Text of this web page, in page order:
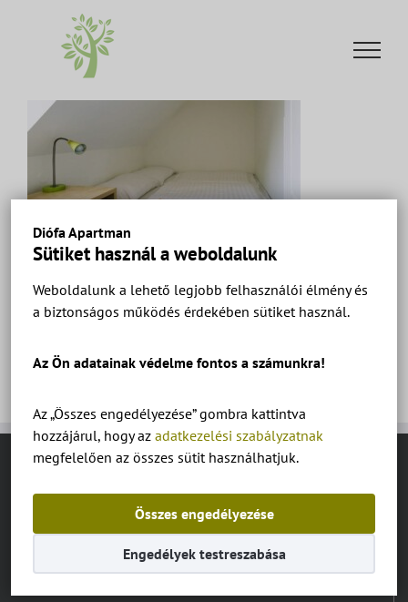
Diófa Apartman
Sütiket használ a weboldalunk
Weboldalunk a lehető legjobb felhasználói élmény és
a biztonságos működés érdekében sütiket használ.
Az Ön adatainak védelme fontos a számunkra!
Az „Összes engedélyezése” gombra kattintva
hozzájárul, hogy az adatkezelési szabályzatnak
megfelelően az összes sütit használhatjuk.
Összes engedélyezése
Engedélyek testreszabása
Diófa Apartman Keszthely – Ház 2 Apartman
Magyar
Deutsch